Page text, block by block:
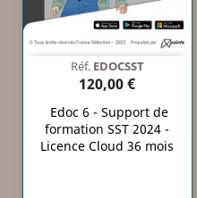
Réf. EDOCSST
120,00 €
Edoc 6 - Support de
formation SST 2024 -
Licence Cloud 36 mois